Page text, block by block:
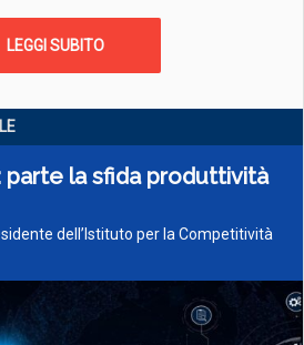
LEGGI SUBITO
parte la sfida produttività
dell’Istituto per la Competitività